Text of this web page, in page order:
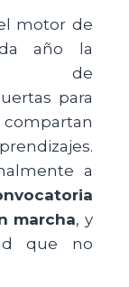
motor de
año la
de
para
a
marcha, y
que no